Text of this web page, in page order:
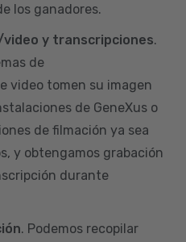
los ganadores.
video y transcripciones.
de
video tomen su imagen
de GeneXus o
de filmación ya sea
y obtengamos grabación
durante
. Podemos recopilar